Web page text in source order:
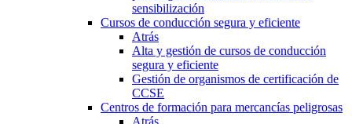
sensibilización
Cursos de conducción segura y eficiente
Atrás
Alta y gestión de cursos de conducción
segura y eficiente
Gestión de organismos de certificación de
CCSE
Centros de formación para mercancías peligrosas